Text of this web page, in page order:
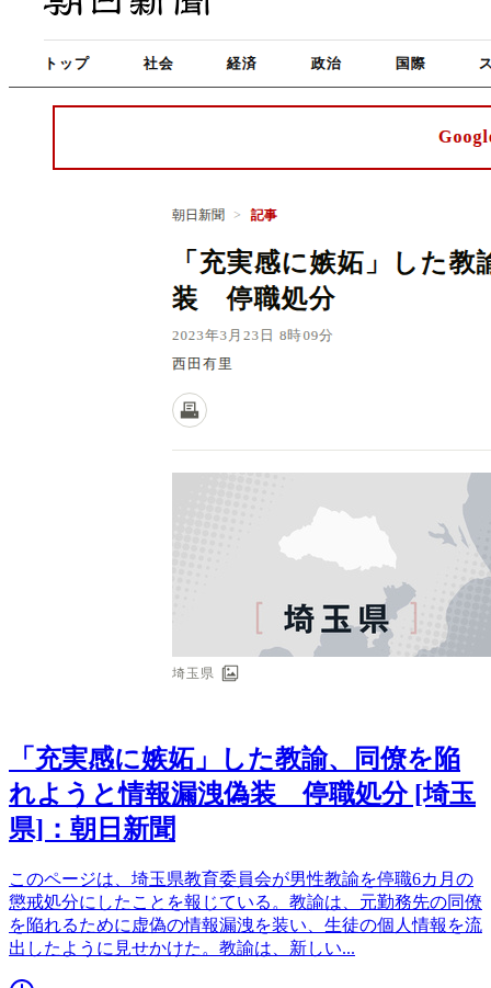
「充実感に嫉妬」した教諭、同僚を陥
れようと情報漏洩偽装 停職処分 [埼玉
県]：朝日新聞
このページは、埼玉県教育委員会が男性教諭を停職6カ月の
懲戒処分にしたことを報じている。教諭は、元勤務先の同僚
を陥れるために虚偽の情報漏洩を装い、生徒の個人情報を流
出したように見せかけた。教諭は、新しい...